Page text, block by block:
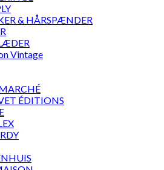
& HÅRSPÆNDER
Vintage
ÉDITIONS